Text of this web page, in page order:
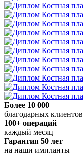
Более 10 000
благодарных клиентов
100+ операций
каждый месяц
Гарантия 50 лет
на наши импланты